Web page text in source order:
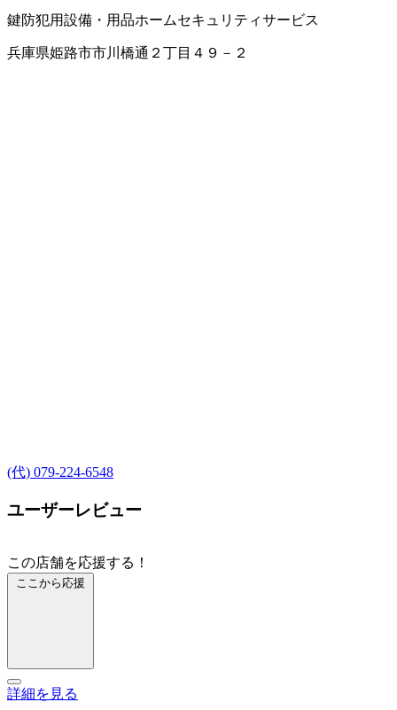
鍵防犯用設備・用品ホームセキュリティサービス
兵庫県姫路市市川橋通２丁目４９－２
(代) 079-224-6548
ユーザーレビュー
この店舗を応援する！
ここから応援
詳細を見る